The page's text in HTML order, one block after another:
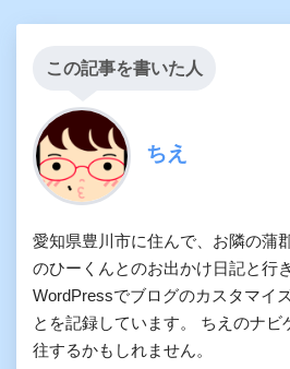
この記事を書いた人
ちえ
愛知県豊川市に住んで、お隣の蒲
のひーくんとのお出かけ日記と行
WordPressでブログのカスタマイ
とを記録しています。 ちえのナビ
往するかもしれません。